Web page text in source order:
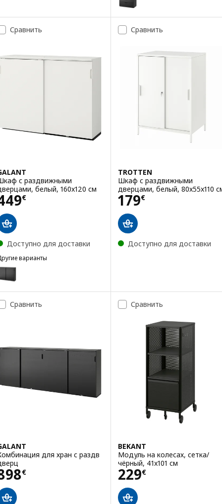
Сравнить
с раздвижными
белый, 160x120 см
€ 449€
Доступно для доставки
варианты
GALANT, Шкаф с раздвижными дверцами
Сравнить
TROTTEN
Шкаф с раздвижными
дверцами, белый, 80x55x110
179€
Цена 179€
Доступно для доставки
Сравнить
для хран с раздв
€ 898€
Сравнить
BEKANT
Модуль на колесах, сетка/
чёрный, 41x101 см
229€
Цена 229€